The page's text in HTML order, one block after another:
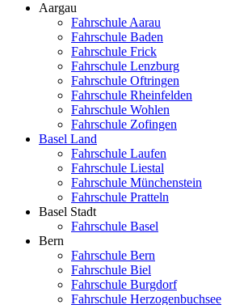
Aargau
Fahrschule Aarau
Fahrschule Baden
Fahrschule Frick
Fahrschule Lenzburg
Fahrschule Oftringen
Fahrschule Rheinfelden
Fahrschule Wohlen
Fahrschule Zofingen
Basel Land
Fahrschule Laufen
Fahrschule Liestal
Fahrschule Münchenstein
Fahrschule Pratteln
Basel Stadt
Fahrschule Basel
Bern
Fahrschule Bern
Fahrschule Biel
Fahrschule Burgdorf
Fahrschule Herzogenbuchsee